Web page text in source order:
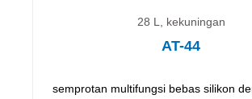
28 L, kekuningan
AT-44
semprotan multifungsi bebas silikon